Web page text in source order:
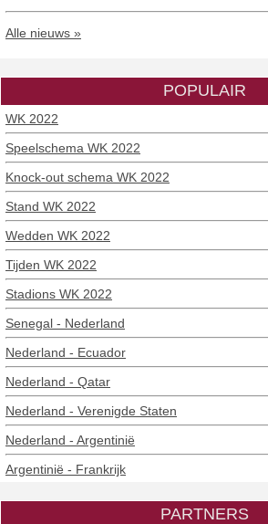
Alle nieuws »
POPULAIR
WK 2022
Speelschema WK 2022
Knock-out schema WK 2022
Stand WK 2022
Wedden WK 2022
Tijden WK 2022
Stadions WK 2022
Senegal - Nederland
Nederland - Ecuador
Nederland - Qatar
Nederland - Verenigde Staten
Nederland - Argentinië
Argentinië - Frankrijk
PARTNERS